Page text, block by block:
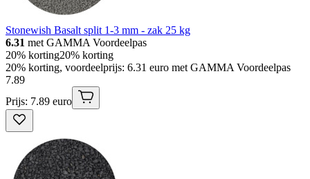
Stonewish Basalt split 1-3 mm - zak 25 kg
6.31 met GAMMA Voordeelpas
20% korting20% korting
20% korting, voordeelprijs: 6.31 euro met GAMMA Voordeelpas
7.89
Prijs: 7.89 euro